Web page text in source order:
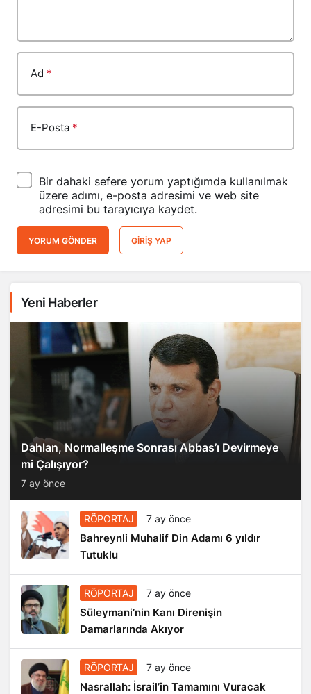
Ad *
E-Posta *
Bir dahaki sefere yorum yaptığımda kullanılmak
üzere adımı, e-posta adresimi ve web site
adresimi bu tarayıcıya kaydet.
YORUM GÖNDER GIRIŞ YAP
Yeni Haberler
Dahlan, Normalleşme Sonrası Abbas’ı Devirmeye
mi Çalışıyor?
7 ay önce
RÖPORTAJ 7 ay önce
Bahreynli Muhalif Din Adamı 6 yıldır
Tutuklu
RÖPORTAJ 7 ay önce
Süleymani’nin Kanı Direnişin
Damarlarında Akıyor
RÖPORTAJ 7 ay önce
Nasrallah: İsrail’in Tamamını Vuracak